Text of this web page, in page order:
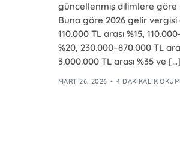
güncellenmiş dilimlere göre
Buna göre 2026 gelir vergisi
110.000 TL arası %15,
%20, 230.000–870.000 TL
3.000.000 TL arası %35 ve […]
MART 26, 2026 4 DAKIKALIK